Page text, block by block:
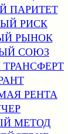
ПАРИТЕТ
РИСК
РЫНОК
СОЮЗ
РЕНТА
МЕТОД